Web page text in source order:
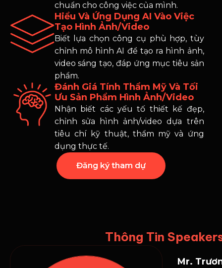
chuẩn cho công việc của mình.
Hiểu Và Ứng Dụng AI Vào Việc
Tạo Hình Ảnh/video
Biết lựa chọn công cụ phù hợp, tùy
chỉnh mô hình AI để tạo ra hình ảnh,
video sáng tạo, đáp ứng mục tiêu sản
phẩm.
Đánh Giá Tính Thẩm Mỹ Và Tối
Ưu Sản Phẩm Hình Ảnh/video
Nhận biết các yếu tố thiết kế đẹp,
chỉnh sửa hình ảnh/video dựa trên
tiêu chí kỹ thuật, thẩm mỹ và ứng
dụng thực tế.
Đăng ký tham dự
Thông Tin
Mr.